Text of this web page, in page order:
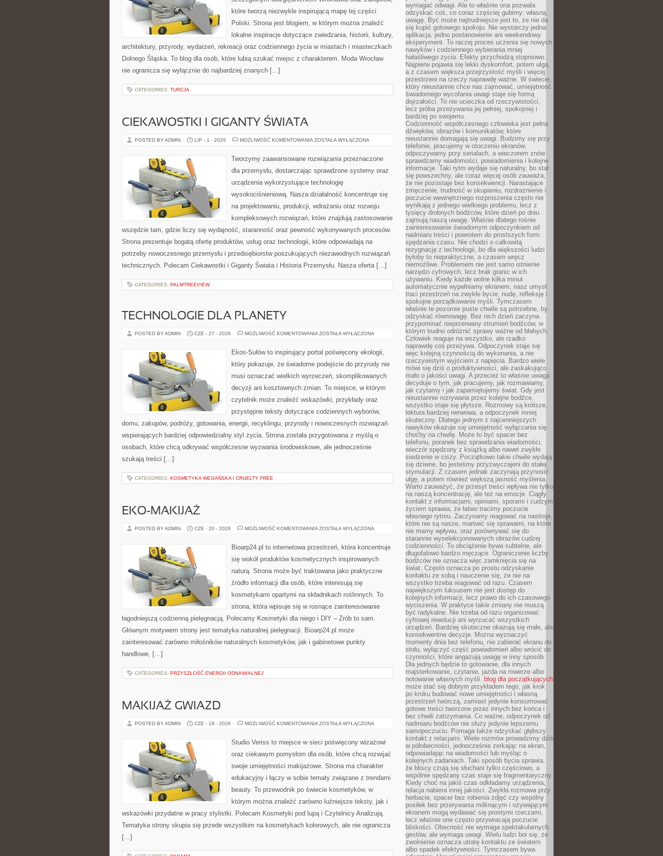
które tworzą niezwykle inspirującą mapę tej części
Polski. Strona jest blogiem, w którym można znaleźć
lokalne inspiracje dotyczące zwiedzania, historii, kultury,
architektury, przyrody, wydarzeń, rekreacji oraz codziennego życia w miastach i miasteczkach
Dolnego Śląska. To blog dla osób, które lubią szukać miejsc z charakterem. Moda Wrocław
nie ogranicza się wyłącznie do najbardziej znanych […]
CATEGORIES: TURCJA
CIEKAWOSTKI I GIGANTY ŚWIATA
POSTED BY ADMIN LIP - 1 - 2026 MOŻLIWOŚĆ KOMENTOWANIA CIEKAWOSTKI
ŚWIATA
ZOSTAŁA WYŁĄCZONA
Tworzymy zaawansowane rozwiązania przeznaczone
dla przemysłu, dostarczając sprawdzone systemy oraz
urządzenia wykorzystujące technologię
wysokociśnieniową. Nasza działalność koncentruje się
na projektowaniu, produkcji, wdrażaniu oraz rozwoju
kompleksowych rozwiązań, które znajdują zastosowanie
wszędzie tam, gdzie liczy się wydajność, staranność oraz pewność wykonywanych procesów.
Strona prezentuje bogatą ofertę produktów, usług oraz technologii, które odpowiadają na
potrzeby nowoczesnego przemysłu i przedsiębiorstw poszukujących niezawodnych rozwiązań
technicznych. Polecam Ciekawostki i Giganty Świata i Historia Przemysłu. Nasza oferta […]
CATEGORIES: PALMTREEVIEW
TECHNOLOGIE DLA PLANETY
POSTED BY ADMIN CZE - 27 - 2026 MOŻLIWOŚĆ KOMENTOWANIA TECHNOLOGIE
ZOSTAŁA WYŁĄCZONA
Ekos-Sułów to inspirujący portal poświęcony ekologii,
który pokazuje, że świadome podejście do przyrody nie
musi oznaczać wielkich wyrzeczeń, skomplikowanych
decyzji ani kosztownych zmian. To miejsce, w którym
czytelnik może znaleźć wskazówki, przykłady oraz
przystępne teksty dotyczące codziennych wyborów,
domu, zakupów, podróży, gotowania, energii, recyklingu, przyrody i nowoczesnych rozwiązań
wspierających bardziej odpowiedzialny styl życia. Strona została przygotowana z myślą o
osobach, które chcą odkrywać współczesne wyzwania środowiskowe, ale jednocześnie
szukają treści […]
CATEGORIES: KOSMETYKA WEGAŃSKA I CRUELTY FREE
EKO-MAKIJAŻ
POSTED BY ADMIN CZE - 20 - 2026 MOŻLIWOŚĆ KOMENTOWANIA EKO-
ZOSTAŁA WYŁĄCZONA
Bioarp24.pl to internetowa przestrzeń, która koncentruje
się wokół produktów kosmetycznych inspirowanych
naturą. Strona może być traktowana jako praktyczne
źródło informacji dla osób, które interesują się
kosmetykami opartymi na składnikach roślinnych. To
strona, która wpisuje się w rosnące zainteresowanie
łagodniejszą codzienną pielęgnacją. Polecamy Kosmetyki dla niego i DIY – Zrób to sam.
Głównym motywem strony jest tematyka naturalnej pielęgnacji. Bioarp24.pl może
zainteresować zarówno miłośników naturalnych kosmetyków, jak i gabinetowe punkty
handlowe, […]
CATEGORIES: PRZYSZŁOŚĆ ENERGII ODNAWIALNEJ
MAKIJAŻ GWIAZD
POSTED BY ADMIN CZE - 19 - 2026 MOŻLIWOŚĆ KOMENTOWANIA MAKIJAŻ
ZOSTAŁA WYŁĄCZONA
Studio Veriss to miejsce w sieci poświęcony wizażowi
oraz ciekawym pomysłom dla osób, które chcą rozwijać
swoje umiejętności makijażowe. Strona ma charakter
edukacyjny i łączy w sobie tematy związane z trendami
beauty. To przewodnik po świecie kosmetyków, w
którym można znaleźć zarówno luźniejsze teksty, jak i
wskazówki przydatne w pracy stylistki. Polecam Kosmetyki pod lupą i Czytelnicy Analizują.
Tematyka strony skupia się przede wszystkim na kosmetykach kolorowych, ale nie ogranicza
[…]
wymagać odwagi. Ale to właśnie ona pozwala
odzyskać coś, co coraz częściej gubimy: własną
uwagę. Być może najtrudniejsze jest to, że nie da
się kupić gotowego spokoju. Nie wystarczy jedna
aplikacja, jedno postanowienie ani weekendowy
eksperyment. To raczej proces uczenia się nowych
nawyków i codziennego wybierania mniej
hałaśliwego życia. Efekty przychodzą stopniowo.
Najpierw pojawia się lekki dyskomfort, potem ulga,
a z czasem większa przejrzystość myśli i więcej
przestrzeni na rzeczy naprawdę ważne. W świecie,
który nieustannie chce nas zajmować, umiejętność
świadomego wycofania uwagi staje się formą
dojrzałości. To nie ucieczka od rzeczywistości,
lecz próba przeżywania jej pełniej, spokojniej i
bardziej po swojemu.
Codzienność współczesnego człowieka jest pełna
dźwięków, obrazów i komunikatów, które
nieustannie domagają się uwagi. Budzimy się przy
telefonie, pracujemy w otoczeniu ekranów,
odpoczywamy przy serialach, a wieczorem znów
sprawdzamy wiadomości, powiadomienia i kolejne
informacje. Taki rytm wydaje się naturalny, bo stał
się powszechny, ale coraz więcej osób zauważa,
że nie pozostaje bez konsekwencji. Narastające
zmęczenie, trudność w skupieniu, rozdrażnienie i
poczucie wewnętrznego rozproszenia często nie
wynikają z jednego wielkiego problemu, lecz z
tysięcy drobnych bodźców, które dzień po dniu
zajmują naszą uwagę. Właśnie dlatego rośnie
zainteresowanie świadomym odpoczynkiem od
nadmiaru treści i powrotem do prostszych form
spędzania czasu. Nie chodzi o całkowitą
rezygnację z technologii, bo dla większości ludzi
byłoby to niepraktyczne, a czasem wręcz
niemożliwe. Problemem nie jest samo istnienie
narzędzi cyfrowych, lecz brak granic w ich
używaniu. Kiedy każde wolne kilka minut
automatycznie wypełniamy ekranem, nasz umysł
traci przestrzeń na zwykłe bycie, nudę, refleksję i
spokojne porządkowanie myśli. Tymczasem
właśnie te pozornie puste chwile są potrzebne, by
odzyskać równowagę. Bez nich dzień zaczyna
przypominać nieprzerwany strumień bodźców, w
którym trudno odróżnić sprawy ważne od błahych.
Człowiek reaguje na wszystko, ale rzadko
naprawdę coś przeżywa. Odpoczynek staje się
więc kolejną czynnością do wykonania, a nie
rzeczywistym wyjściem z napięcia. Bardzo wiele
mówi się dziś o produktywności, ale zaskakująco
mało o jakości uwagi. A przecież to właśnie uwaga
decyduje o tym, jak pracujemy, jak rozmawiamy,
jak czytamy i jak zapamiętujemy świat. Gdy jest
nieustannie rozrywana przez kolejne bodźce,
wszystko staje się płytsze. Rozmowy są krótsze,
lektura bardziej nerwowa, a odpoczynek mniej
skuteczny. Dlatego jednym z najcenniejszych
nawyków okazuje się umiejętność wyłączania się
choćby na chwilę. Może to być spacer bez
telefonu, poranek bez sprawdzania wiadomości,
wieczór spędzony z książką albo nawet zwykłe
siedzenie w ciszy. Początkowo takie chwile wydają
się dziwne, bo jesteśmy przyzwyczajeni do stałej
stymulacji. Z czasem jednak zaczynają przynosić
ulgę, a potem również większą jasność myślenia.
Warto zauważyć, że przesyt treści wpływa nie tylko
na naszą koncentrację, ale też na emocje. Ciągły
kontakt z informacjami, opiniami, sporami i cudzym
życiem sprawia, że łatwo tracimy poczucie
własnego rytmu. Zaczynamy reagować na nastroje,
które nie są nasze, martwić się sprawami, na które
nie mamy wpływu, oraz porównywać się do
starannie wyselekcjonowanych obrazów cudzej
codzienności. To obciążenie bywa subtelne, ale
długofalowo bardzo męczące. Ograniczenie liczby
bodźców nie oznacza więc zamknięcia się na
świat. Często oznacza po prostu odzyskanie
kontaktu ze sobą i nauczenie się, że nie na
wszystko trzeba reagować od razu. Czasem
największym luksusem nie jest dostęp do
kolejnych informacji, lecz prawo do ich czasowego
wyciszenia. W praktyce takie zmiany nie muszą
być radykalne. Nie trzeba od razu organizować
cyfrowej rewolucji ani wyrzucać wszystkich
urządzeń. Bardziej skuteczne okazują się małe, ale
konsekwentne decyzje. Można wyznaczyć
momenty dnia bez telefonu, nie zabierać ekranu do
stołu, wyłączyć część powiadomień albo wrócić do
czynności, które angażują uwagę w inny sposób.
Dla jednych będzie to gotowanie, dla innych
majsterkowanie, czytanie, jazda na rowerze albo
notowanie własnych myśli. blog dla początkujących
może stać się dobrym przykładem tego, jak krok
po kroku budować nowe umiejętności i własną
przestrzeń twórczą, zamiast jedynie konsumować
gotowe treści tworzone przez innych bez końca i
bez chwili zatrzymania. Co ważne, odpoczynek od
nadmiaru bodźców nie służy jedynie lepszemu
samopoczuciu. Pomaga także odzyskać głębszy
kontakt z relacjami. Wiele rozmów prowadzimy dziś
w półobecności, jednocześnie zerkając na ekran,
odpowiadając na wiadomości lub myśląc o
kolejnych zadaniach. Taki sposób bycia sprawia,
że bliscy czują się słuchani tylko częściowo, a
wspólnie spędzany czas staje się fragmentaryczny.
Kiedy choć na jakiś czas odkładamy urządzenia,
relacja nabiera innej jakości. Zwykła rozmowa przy
herbacie, spacer bez robienia zdjęć czy wspólny
posiłek bez przerywania milknącym i ożywającym
ekranem mogą wydawać się prostymi rzeczami,
lecz właśnie one często przywracają poczucie
bliskości. Obecność nie wymaga spektakularnych
gestów, ale wymaga uwagi. Wielu ludzi boi się, że
zwolnienie oznacza utratę kontaktu ze światem
albo spadek efektywności. Tymczasem bywa